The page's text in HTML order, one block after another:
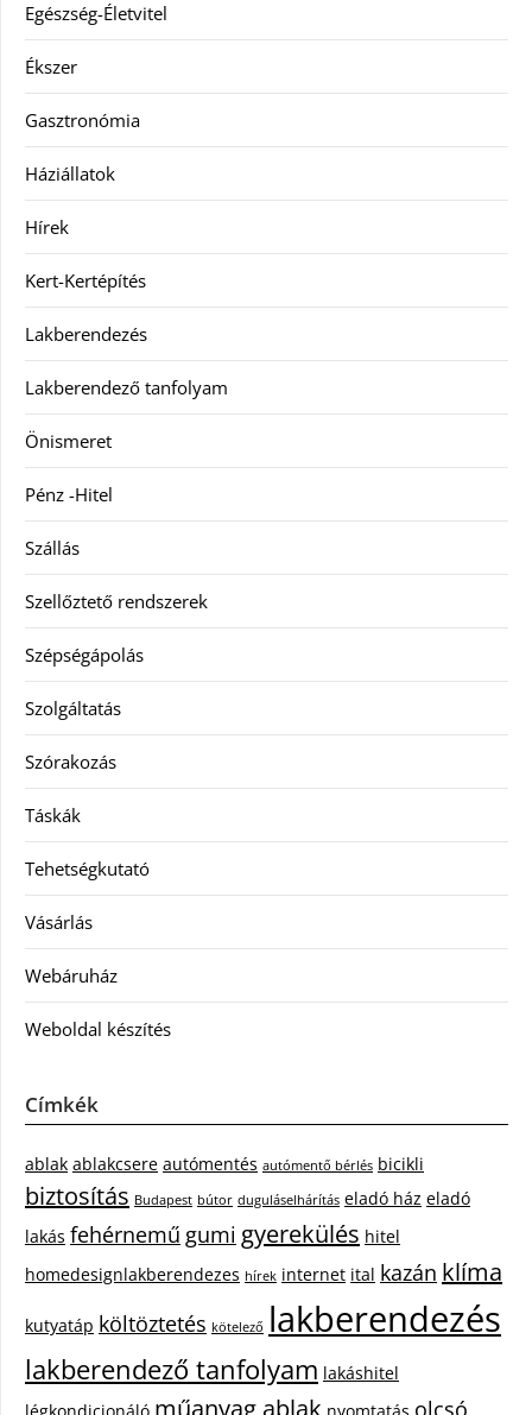
Egészség-Életvitel
Ékszer
Gasztronómia
Háziállatok
Hírek
Kert-Kertépítés
Lakberendezés
Lakberendező tanfolyam
Önismeret
Pénz -Hitel
Szállás
Szellőztető rendszerek
Szépségápolás
Szolgáltatás
Szórakozás
Táskák
Tehetségkutató
Vásárlás
Webáruház
Weboldal készítés
Címkék
ablak ablakcsere autómentés autómentő bérlés bicikli
biztosítás Budapest bútor duguláselhárítás eladó ház eladó
lakás fehérnemű gumi gyerekülés hitel
homedesignlakberendezes hírek internet ital kazán klíma
kutyatáp költöztetés kötelező lakberendezés
lakberendező tanfolyam lakáshitel
műanyag ablak olcsó